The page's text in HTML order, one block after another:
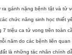
gánh nặng bệnh tật và tử
chức năng sinh học thiết
7 triệu ca tử vong trên toàn
năm do các bệnh liên
là những tác nhân chính